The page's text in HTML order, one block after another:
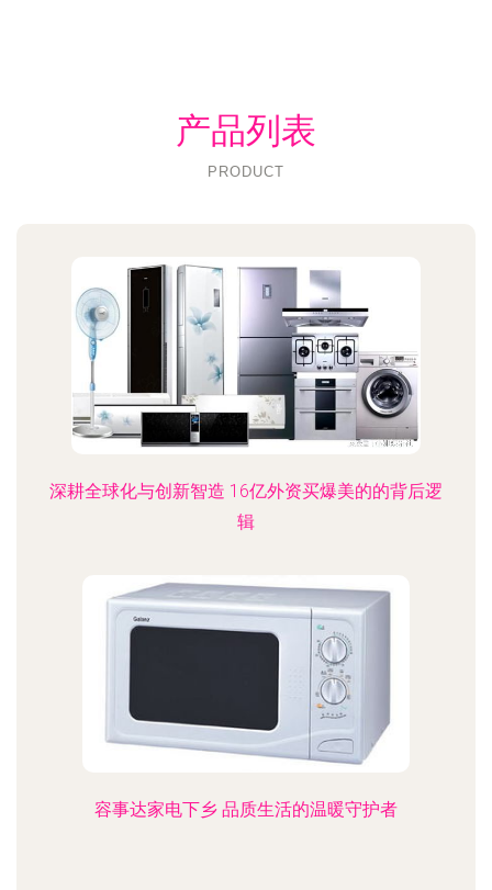
产品列表
PRODUCT
深耕全球化与创新智造 16亿外资买爆美的的背后逻
辑
容事达家电下乡 品质生活的温暖守护者